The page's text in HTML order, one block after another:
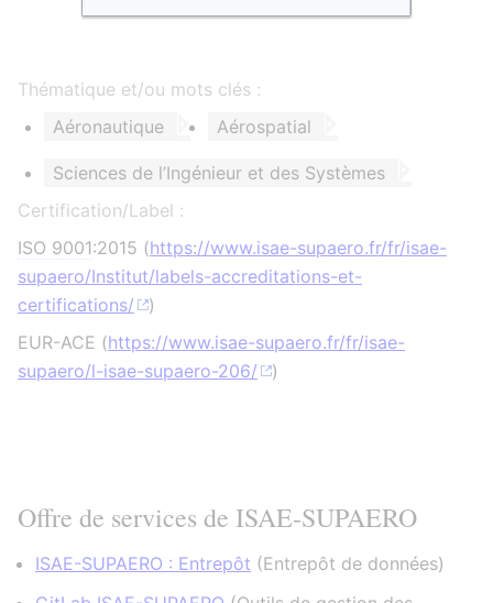
Thématique et/ou mots clés :
Aéronautique
Aérospatial
Sciences de l’Ingénieur et des Systèmes
Certification/Label :
ISO 9001:2015 (https://www.isae-supaero.fr/fr/isae-
supaero/Institut/labels-accreditations-et-
certifications/
)
EUR-ACE (https://www.isae-supaero.fr/fr/isae-
supaero/l-isae-supaero-206/
)
Offre de services de ISAE-SUPAERO
ISAE-SUPAERO : Entrepôt (Entrepôt de données)